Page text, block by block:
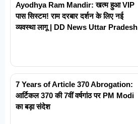
Ayodhya Ram Mandir: खत्म हुआ VIP
पास सिस्टम! राम दरबार दर्शन के लिए नई
व्यवस्था लागू | DD News Uttar Pradesh
7 Years of Article 370 Abrogation:
आर्टिकल 370 की 7वीं वर्षगांठ पर PM Modi
का बड़ा संदेश